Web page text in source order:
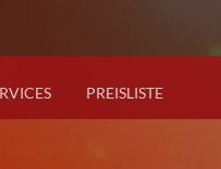
PREISLISTE